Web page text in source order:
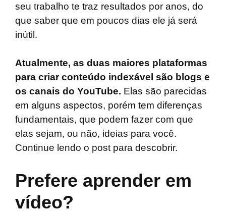
seu trabalho te traz resultados por anos, do
que saber que em poucos dias ele já será
inútil.
Atualmente, as duas maiores plataformas
para criar conteúdo indexável são blogs e
os canais do YouTube. Elas são parecidas
em alguns aspectos, porém tem diferenças
fundamentais, que podem fazer com que
elas sejam, ou não, ideias para você.
Continue lendo o post para descobrir.
Prefere aprender em
vídeo?